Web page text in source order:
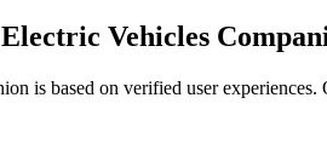
Vehicles
is based on verified user